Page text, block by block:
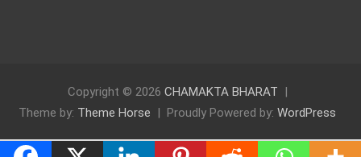
Copyright © 2026 CHAMAKTA BHARAT
Theme by: Theme Horse Proudly Powered by: WordPress